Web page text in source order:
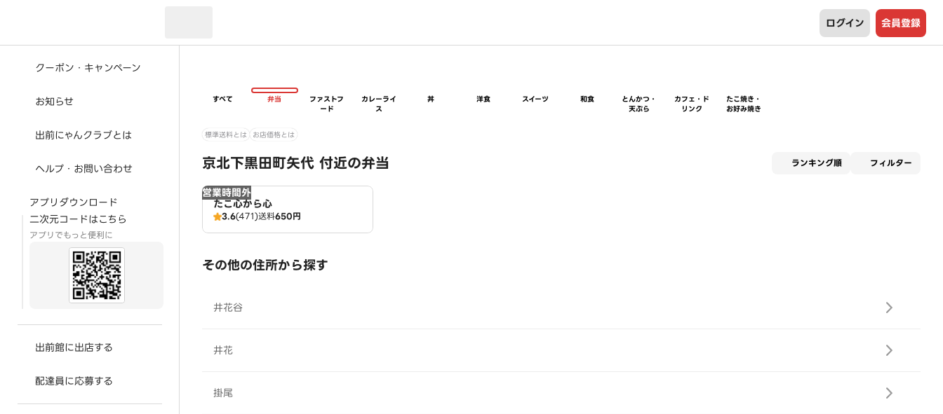
ログイン 会員登録
クーポン・キャンペーン
お知らせ
出前にゃんクラブとは
ヘルプ・お問い合わせ
アプリダウンロード
二次元コードはこちら
アプリでもっと便利に
出前館に出店する
配達員に応募する
すべて 弁当
ファストフ
ード
カレーライ
ス
丼 洋食 スイーツ 和食
とんかつ・
天ぷら
カフェ・ド
リンク
たこ焼き・
お好み焼き
標準送料とは お店価格とは
京北下黒田町矢代 付近の弁当 ランキング順 フィルター
営業時間外
たこ心から心
3.6(471)送料650円
その他の住所から探す
井花谷
井花
掛尾